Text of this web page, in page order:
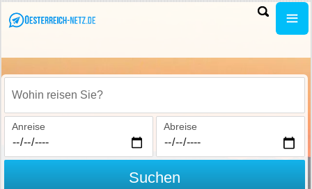
Wohin reisen Sie?
Anreise Abreise
Suchen